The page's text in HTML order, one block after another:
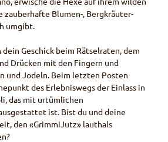
zauberhafte Blumen-, Bergkräuter-
umgibt.
Geschick beim Rätselraten, dem
Drücken mit den Fingern und
und Jodeln. Beim letzten Posten
des Erlebniswegs der Einlass in
das mit urtümlichen
ist. Bist du und deine
den «GrimmiJutz» lauthals